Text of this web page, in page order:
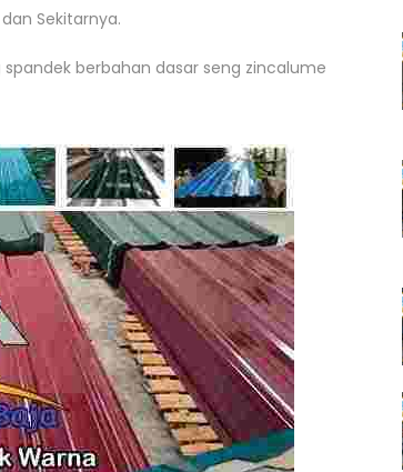
Sekitarnya.
berbahan dasar seng zincalume